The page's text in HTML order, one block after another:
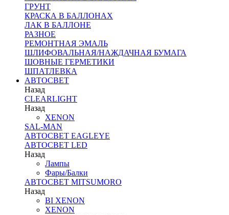
ГРУНТ
КРАСКА В БАЛЛОНАХ
ЛАК В БАЛЛОНЕ
РАЗНОЕ
РЕМОНТНАЯ ЭМАЛЬ
ШЛИФОВАЛЬНАЯ/НАЖДАЧНАЯ БУМАГА
ШОВНЫЕ ГЕРМЕТИКИ
ШПАТЛЕВКА
АВТОСВЕТ
Назад
CLEARLIGHT
Назад
XENON
SAL-MAN
АВТОСВЕТ EAGLEYE
АВТОСВЕТ LED
Назад
Лампы
Фары/Балки
АВТОСВЕТ MITSUMORO
Назад
BI XENON
XENON